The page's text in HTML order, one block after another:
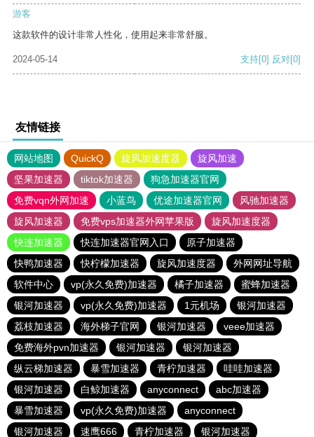
游客
这款软件的设计非常人性化，使用起来非常舒服。
2024-05-14 支持[0] 反对[0]
友情链接
网站地图 QuickQ 旋风加速度器
旋风加速
坚果加速器
tiktok加速器
狗急加速器官网
免费vqn外网加速
小蓝鸟 优途加速器官网
风驰加速器
旋风加速器
免费vps加速器外网苹果版
旋风加速度器
快连加速器
快连加速器官网入口
原子加速器
快鸭加速器
快柠檬加速器 旋风加速度器
外网网址导航
软件中心
vp(永久免费)加速器 橘子加速器
蜜蜂加速器
银河加速器
vp(永久免费)加速器 1元机场
银河加速器
荔枝加速器
海外梯子官网 银河加速器
veee加速器
免费海外pvn加速器
银河加速器
银河加速器
纵云梯加速器
暴雪加速器 青柠加速器
哇哇加速器
银河加速器
白鲸加速器 anyconnect
abc加速器
暴雪加速器
vp(永久免费)加速器
anyconnect
银河加速器
速鹰666 青柠加速器 银河加速器